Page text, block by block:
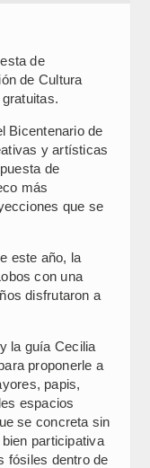
de
de Cultura
Bicentenario de
y artísticas
de
más
que se
este año, la
con una
disfrutaron a
la guía Cecilia
proponerle a
papis,
espacios
se concreta sin
participativa
fósiles dentro de